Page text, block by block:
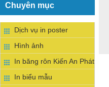
Chuyên mục
Dịch vụ in poster
Hình ảnh
In băng rôn Kiến An Phát
In biểu mẫu